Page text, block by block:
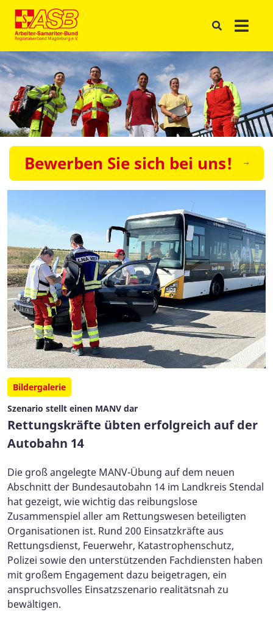
Bewerben Sie sich bei uns!
Bildergalerie
Szenario stellt einen MANV dar
Rettungskräfte übten erfolgreich auf der
Autobahn 14
Die groß angelegte MANV-Übung auf dem neuen
Abschnitt der Bundesautobahn 14 im Landkreis Stendal
hat gezeigt, wie wichtig das reibungslose
Zusammenspiel aller am Rettungswesen beteiligten
Organisationen ist. Rund 200 Einsatzkräfte aus
Rettungsdienst, Feuerwehr, Katastrophenschutz,
Polizei sowie den unterstützenden Fachdiensten haben
mit großem Engagement dazu beigetragen, ein
anspruchsvolles Einsatzszenario realitätsnah zu
bewältigen.